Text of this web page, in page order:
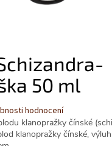
50 ml
hodnocení
klanopražky čínské
klanopražky čínské,